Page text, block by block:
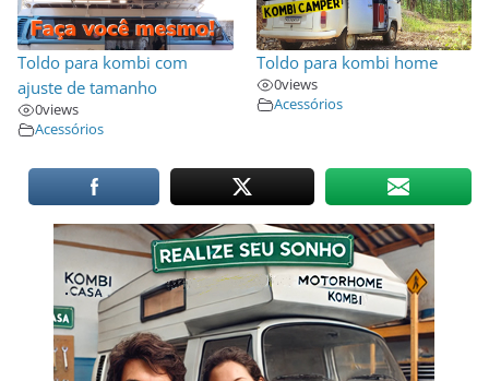
Toldo para kombi com
ajuste de tamanho
0views
Acessórios
Toldo para kombi home
0views
Acessórios